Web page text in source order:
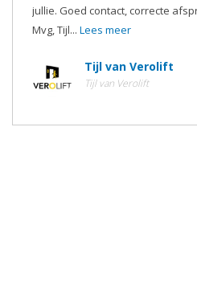
jullie. Goed contact, correcte
Mvg, Tijl... Lees meer
Tijl van Verolift
Tijl van Verolift